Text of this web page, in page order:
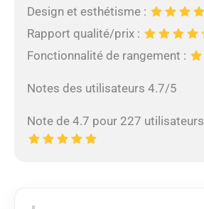
Design et esthétisme :
Rapport qualité/prix :
Fonctionnalité de rangement :
Notes des utilisateurs 4.7/5
Note de 4.7 pour 227 utilisateurs